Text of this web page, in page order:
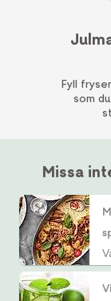
Fyll
som
Missa